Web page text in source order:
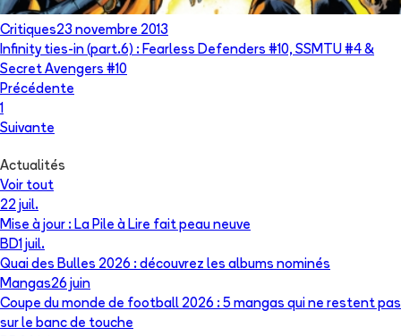
Critiques23 novembre 2013
Infinity ties-in (part.6) : Fearless Defenders #10, SSMTU #4 &
Secret Avengers #10
Précédente
1
Suivante
Actualités
Voir tout
22 juil.
Mise à jour : La Pile à Lire fait peau neuve
BD1 juil.
Quai des Bulles 2026 : découvrez les albums nominés
Mangas26 juin
Coupe du monde de football 2026 : 5 mangas qui ne restent pas
sur le banc de touche